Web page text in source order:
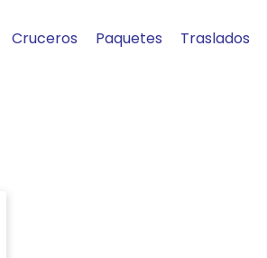
Cruceros Paquetes Traslados